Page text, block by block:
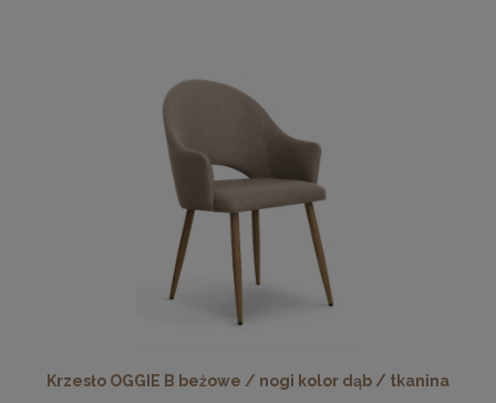
Krzesło OGGIE B beżowe / nogi kolor dąb / tkanina